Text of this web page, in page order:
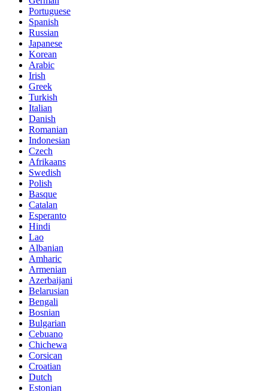
Portuguese
Spanish
Russian
Japanese
Korean
Arabic
Irish
Greek
Turkish
Italian
Danish
Romanian
Indonesian
Czech
Afrikaans
Swedish
Polish
Basque
Catalan
Esperanto
Hindi
Lao
Albanian
Amharic
Armenian
Azerbaijani
Belarusian
Bengali
Bosnian
Bulgarian
Cebuano
Chichewa
Corsican
Croatian
Dutch
Estonian